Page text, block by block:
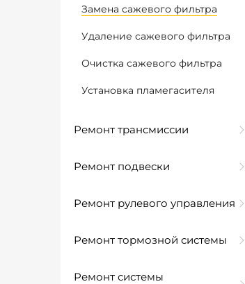
Замена сажевого фильтра
Удаление сажевого фильтра
Очистка сажевого фильтра
Установка пламегасителя
Ремонт трансмиссии
Ремонт подвески
Ремонт рулевого управления
Ремонт тормозной системы
Ремонт системы